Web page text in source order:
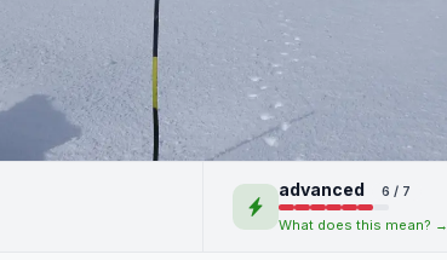
през
advanced
6 / 7
What does this mean? →